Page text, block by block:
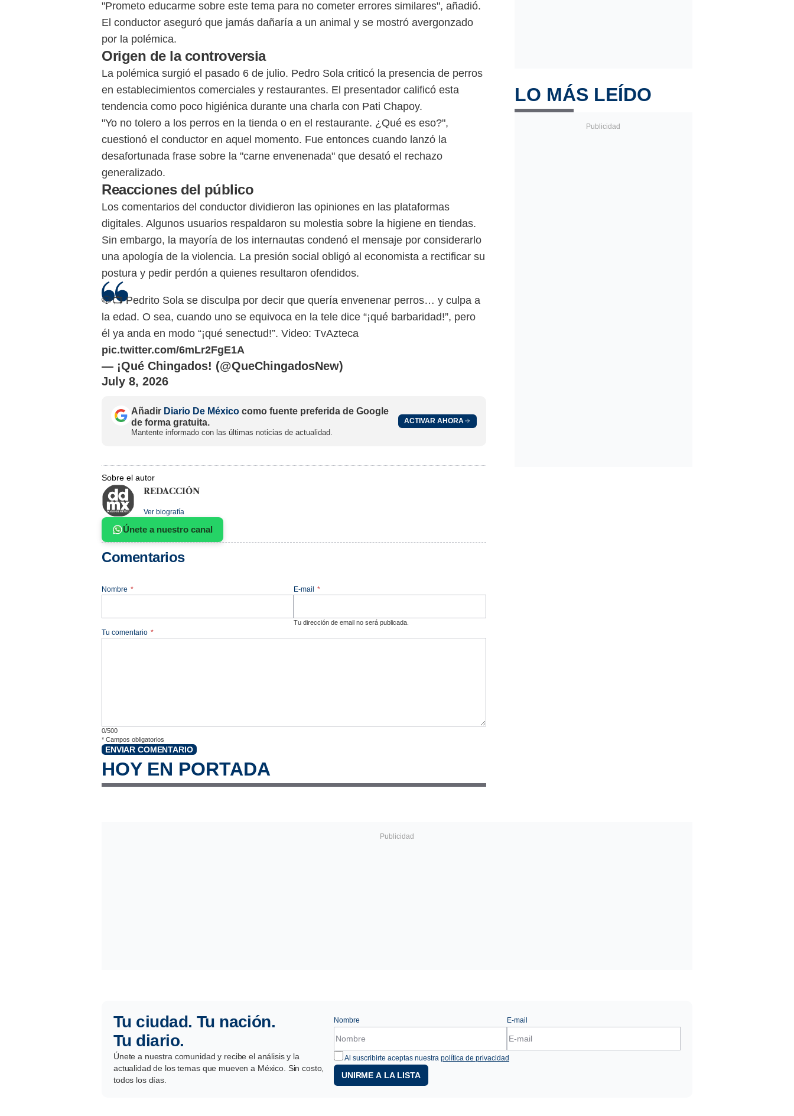
"Prometo educarme sobre este tema para no cometer errores similares", añadió.
El conductor aseguró que jamás dañaría a un animal y se mostró avergonzado
por la polémica.
Origen de la controversia
La polémica surgió el pasado 6 de julio. Pedro Sola criticó la presencia de perros
en establecimientos comerciales y restaurantes. El presentador calificó esta
tendencia como poco higiénica durante una charla con Pati Chapoy.
"Yo no tolero a los perros en la tienda o en el restaurante. ¿Qué es eso?",
cuestionó el conductor en aquel momento. Fue entonces cuando lanzó la
desafortunada frase sobre la "carne envenenada" que desató el rechazo
generalizado.
Reacciones del público
Los comentarios del conductor dividieron las opiniones en las plataformas
digitales. Algunos usuarios respaldaron su molestia sobre la higiene en tiendas.
Sin embargo, la mayoría de los internautas condenó el mensaje por considerarlo
una apología de la violencia. La presión social obligó al economista a rectificar su
postura y pedir perdón a quienes resultaron ofendidos.
🐶📺 Pedrito Sola se disculpa por decir que quería envenenar perros… y culpa a
la edad. O sea, cuando uno se equivoca en la tele dice “¡qué barbaridad!”, pero
él ya anda en modo “¡qué senectud!”. Video: TvAzteca
pic.twitter.com/6mLr2FgE1A
— ¡Qué Chingados! (@QueChingadosNew)
July 8, 2026
Añadir Diario De México como fuente preferida de Google
de forma gratuita.
Mantente informado con las últimas noticias de actualidad.
ACTIVAR AHORA
Sobre el autor
REDACCIÓN
Ver biografía
Únete a nuestro canal
Comentarios
Nombre * E-mail *
Tu dirección de email no será publicada.
Tu comentario *
0/500
* Campos obligatorios
ENVIAR COMENTARIO
HOY EN PORTADA
LO MÁS LEÍDO
Tu ciudad. Tu nación.
Tu diario.
Únete a nuestra comunidad y recibe el análisis y la
actualidad de los temas que mueven a México. Sin costo,
todos los días.
Nombre E-mail
Al suscribirte aceptas nuestra política de privacidad
UNIRME A LA LISTA